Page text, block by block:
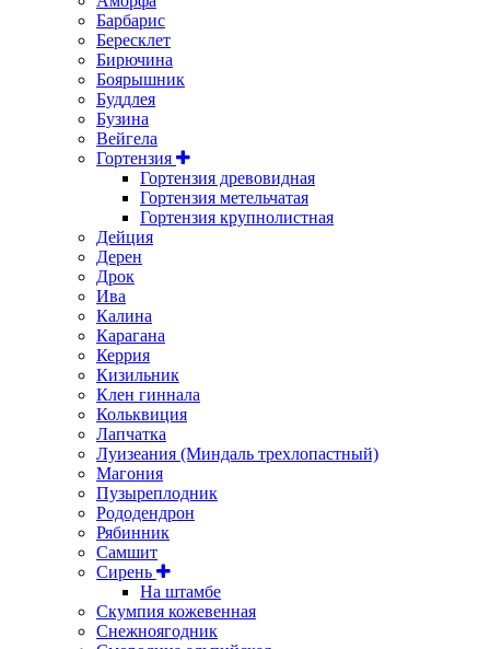
Барбарис
Бересклет
Бирючина
Боярышник
Буддлея
Бузина
Вейгела
Гортензия
Гортензия древовидная
Гортензия метельчатая
Гортензия крупнолистная
Дейция
Дерен
Дрок
Ива
Калина
Карагана
Керрия
Кизильник
Клен гиннала
Кольквиция
Лапчатка
Луизеания (Миндаль трехлопастный)
Магония
Пузыреплодник
Рододендрон
Рябинник
Самшит
Сирень
На штамбе
Скумпия кожевенная
Снежноягодник